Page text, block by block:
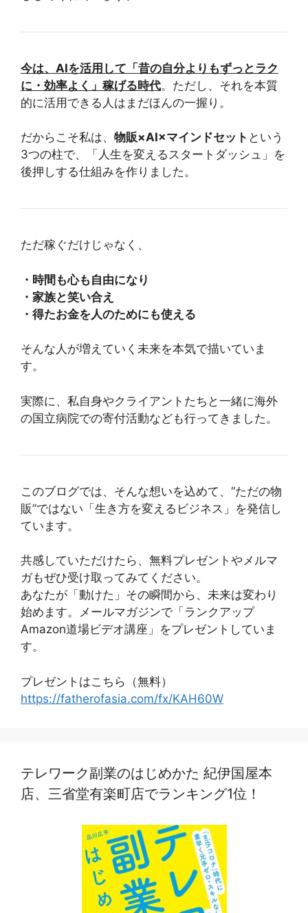
今は、AIを活用して「昔の自分よりもずっとラク
に・効率よく」稼げる時代。ただし、それを本質
的に活用できる人はまだほんの一握り。
だからこそ私は、 物販×AI×マインドセット という
3つの柱で、「人生を変えるスタートダッシュ」を
後押しする仕組みを作りました。
ただ稼ぐだけじゃなく、
・時間も心も自由になり
・家族と笑い合え
・得たお金を人のためにも使える
そんな人が増えていく未来を本気で描いていま
す。
実際に、私自身やクライアントたちと一緒に海外
の国立病院での寄付活動なども行ってきました。
このブログでは、そんな想いを込めて、“ただの物
販”ではない「生き方を変えるビジネス」を発信し
ています。
共感していただけたら、無料プレゼントやメルマ
ガもぜひ受け取ってみてください。
あなたが「動けた」その瞬間から、未来は変わり
始めます。メールマガジンで「ランクアップ
Amazon道場ビデオ講座」をプレゼントしていま
す。
プレゼントはこちら（無料）
https://fatherofasia.com/fx/KAH60W
テレワーク副業のはじめかた 紀伊国屋本
店、三省堂有楽町店でランキング1位！